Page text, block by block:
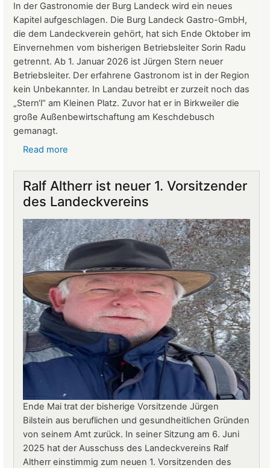
März
2026
In der Gastronomie der Burg Landeck wird ein neues
Kapitel aufgeschlagen. Die Burg Landeck Gastro-GmbH,
die dem Landeckverein gehört, hat sich Ende Oktober im
Einvernehmen vom bisherigen Betriebsleiter Sorin Radu
getrennt. Ab 1. Januar 2026 ist Jürgen Stern neuer
Betriebsleiter. Der erfahrene Gastronom ist in der Region
kein Unbekannter. In Landau betreibt er zurzeit noch das
„Stern‘l“ am Kleinen Platz. Zuvor hat er in Birkweiler die
große Außenbewirtschaftung am Keschdebusch
gemanagt.
Read more
Burg
Landeck:
Jürgen
Stern
neuer
Betriebsleiter
Ralf Altherr ist neuer 1. Vorsitzender
des Landeckvereins
Ende Mai trat der bisherige Vorsitzende Jürgen
Bilstein aus beruflichen und gesundheitlichen Gründen
von seinem Amt zurück. In seiner Sitzung am 6. Juni
2025 hat der Ausschuss des Landeckvereins Ralf
Altherr einstimmig zum neuen 1. Vorsitzenden des